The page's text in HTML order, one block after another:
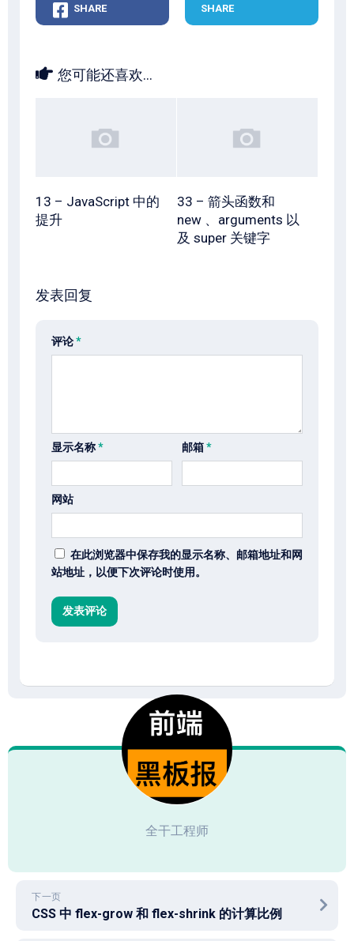
SHARE SHARE
您可能还喜欢...
13 – JavaScript 中的
提升
33 – 箭头函数和
new 、arguments 以
及 super 关键字
发表回复
评论*
显示名称* 邮箱*
网站
在此浏览器中保存我的显示名称、邮箱地址和网
站地址，以便下次评论时使用。
全干工程师
下一页
CSS 中 flex-grow 和 flex-shrink 的计算比例